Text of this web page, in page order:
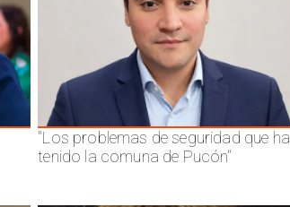
"Los problemas de seguridad que ha
tenido la comuna de Pucón"